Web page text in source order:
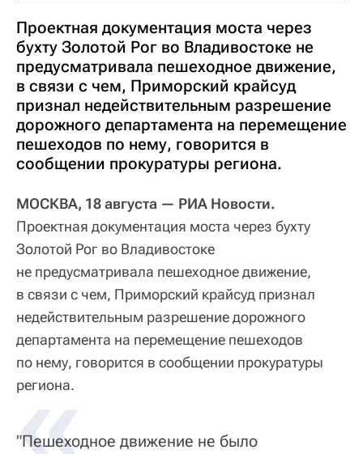
Проектная документация моста через
бухту Золотой Рог во Владивостоке не
предусматривала пешеходное движение,
в связи с чем, Приморский крайсуд
признал недействительным разрешение
дорожного департамента на перемещение
пешеходов по нему, говорится в
сообщении прокуратуры региона.
МОСКВА, 18 августа — РИА Новости.
Проектная документация моста через бухту
Золотой Рог во Владивостоке
не предусматривала пешеходное движение,
в связи с чем, Приморский крайсуд признал
недействительным разрешение дорожного
департамента на перемещение пешеходов
по нему, говорится в сообщении прокуратуры
региона.
"Пешеходное движение не было